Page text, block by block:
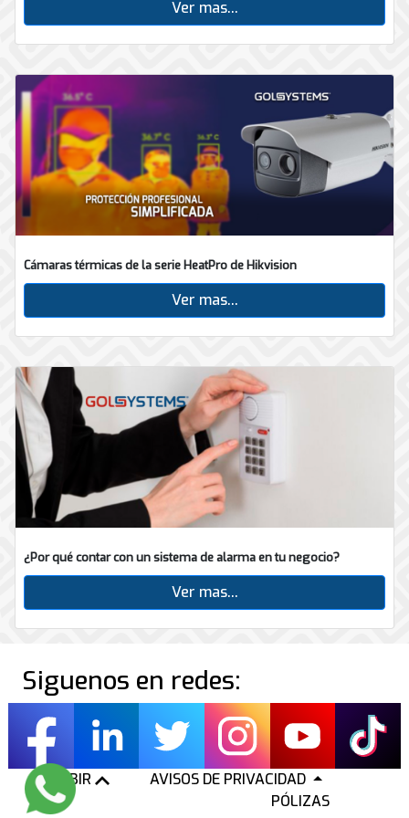
Ver mas...
Cámaras térmicas de la serie HeatPro de Hikvision
Ver mas...
¿Por qué contar con un sistema de alarma en tu negocio?
Ver mas...
Siguenos en redes:
SUBIR
AVISOS DE PRIVACIDAD
PÓLIZAS